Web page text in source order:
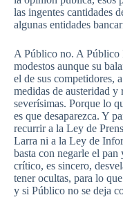
las ingentes cantidades
algunas entidades
A Público no. A Público
modestos aunque su
el de sus competidores,
medidas de austeridad y
severísimas. Porque lo
es que desaparezca. Y
recurrir a la Ley de
Larra ni a la Ley de
basta con negarle el
crítico, es sincero,
tener ocultas, para lo
y si Público no se deja